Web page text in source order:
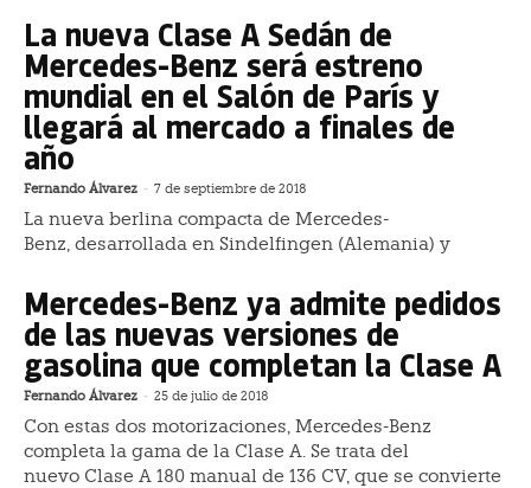
La nueva Clase A Sedán de
Mercedes-Benz será estreno
mundial en el Salón de París y
llegará al mercado a finales de
año
Fernando Álvarez - 7 de septiembre de 2018
La nueva berlina compacta de Mercedes-
Benz, desarrollada en Sindelfingen (Alemania) y
Mercedes-Benz ya admite pedidos
de las nuevas versiones de
gasolina que completan la Clase A
Fernando Álvarez - 25 de julio de 2018
Con estas dos motorizaciones, Mercedes-Benz
completa la gama de la Clase A. Se trata del
nuevo Clase A 180 manual de 136 CV, que se convierte